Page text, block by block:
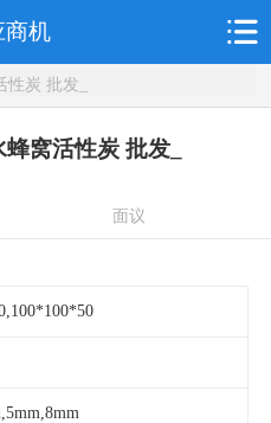
商机
炭 批发_
窝活性炭 批发_
面议